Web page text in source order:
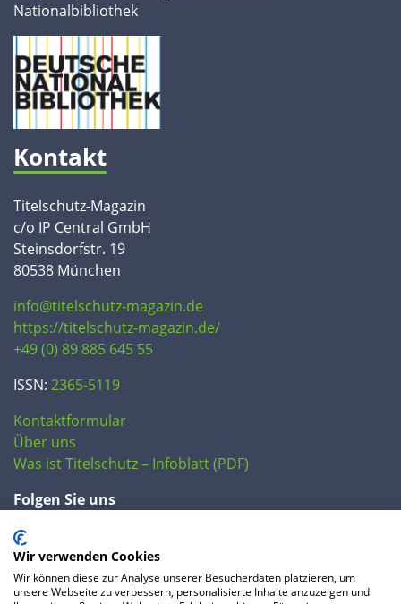
Nationalbibliothek
Kontakt
Titelschutz-Magazin
c/o IP Central GmbH
Steinsdorfstr. 19
80538 München
info@titelschutz-magazin.de
https://titelschutz-magazin.de/
+49 (0) 89 885 645 55
ISSN: 2365-5119
Kontaktformular
Über uns
Was ist Titelschutz – Infoblatt (PDF)
Folgen Sie uns
Wir verwenden Cookies
Wir können diese zur Analyse unserer Besucherdaten platzieren, um
unsere Webseite zu verbessern, personalisierte Inhalte anzuzeigen und